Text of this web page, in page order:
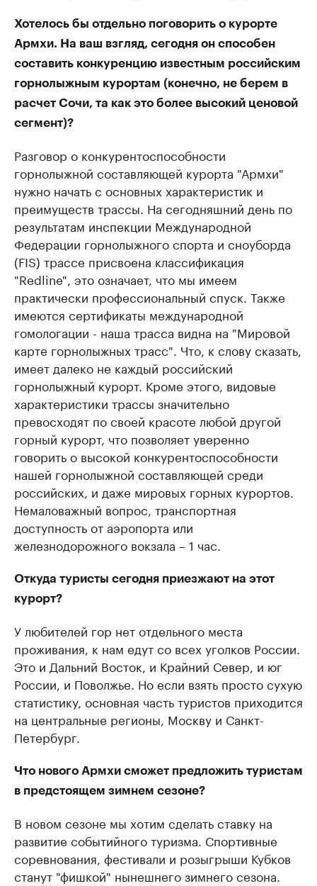
Хотелось бы отдельно поговорить о курорте
Армхи. На ваш взгляд, сегодня он способен
составить конкуренцию известным российским
горнолыжным курортам (конечно, не берем в
расчет Сочи, та как это более высокий ценовой
сегмент)?
Разговор о конкурентоспособности
горнолыжной составляющей курорта "Армхи"
нужно начать с основных характеристик и
преимуществ трассы. На сегодняшний день по
результатам инспекции Международной
Федерации горнолыжного спорта и сноуборда
(FIS) трассе присвоена классификация
"Redline", это означает, что мы имеем
практически профессиональный спуск. Также
имеются сертификаты международной
гомологации - наша трасса видна на "Мировой
карте горнолыжных трасс". Что, к слову сказать,
имеет далеко не каждый российский
горнолыжный курорт. Кроме этого, видовые
характеристики трассы значительно
превосходят по своей красоте любой другой
горный курорт, что позволяет уверенно
говорить о высокой конкурентоспособности
нашей горнолыжной составляющей среди
российских, и даже мировых горных курортов.
Немаловажный вопрос, транспортная
доступность от аэропорта или
железнодорожного вокзала – 1 час.
Откуда туристы сегодня приезжают на этот
курорт?
У любителей гор нет отдельного места
проживания, к нам едут со всех уголков России.
Это и Дальний Восток, и Крайний Север, и юг
России, и Поволжье. Но если взять просто сухую
статистику, основная часть туристов приходится
на центральные регионы, Москву и Санкт-
Петербург.
Что нового Армхи сможет предложить туристам
в предстоящем зимнем сезоне?
В новом сезоне мы хотим сделать ставку на
развитие событийного туризма. Спортивные
соревнования, фестивали и розыгрыши Кубков
станут "фишкой" нынешнего зимнего сезона.